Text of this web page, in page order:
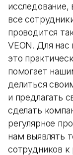
все
проводится
VEON. Для
это
помогает
делиться
и предлагать
сделать
регулярное
нам выявлять
сотрудников к